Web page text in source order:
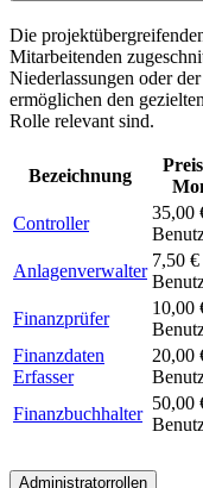
Die
Mitarbeitenden
Niederlassungen oder
ermöglichen den
Rolle relevant sind.
Bezeichnung
Controller
35,00
Anlagenverwalter
7,50 €
Finanzprüfer
10,00
Finanzdaten
Erfasser
20,00
Finanzbuchhalter
50,00
Administratorrollen